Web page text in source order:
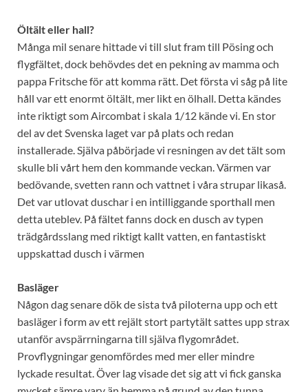
Öltält eller hall?
Många mil senare hittade vi till slut fram till Pösing och
flygfältet, dock behövdes det en pekning av mamma och
pappa Fritsche för att komma rätt. Det första vi såg på lite
håll var ett enormt öltält, mer likt en ölhall. Detta kändes
inte riktigt som Aircombat i skala 1/12 kände vi. En stor
del av det Svenska laget var på plats och redan
installerade. Själva påbörjade vi resningen av det tält som
skulle bli vårt hem den kommande veckan. Värmen var
bedövande, svetten rann och vattnet i våra strupar likaså.
Det var utlovat duschar i en intilliggande sporthall men
detta uteblev. På fältet fanns dock en dusch av typen
trädgårdsslang med riktigt kallt vatten, en fantastiskt
uppskattad dusch i värmen
Basläger
Någon dag senare dök de sista två piloterna upp och ett
basläger i form av ett rejält stort partytält sattes upp strax
utanför avspärrningarna till själva flygområdet.
Provflygningar genomfördes med mer eller mindre
lyckade resultat. Över lag visade det sig att vi fick ganska